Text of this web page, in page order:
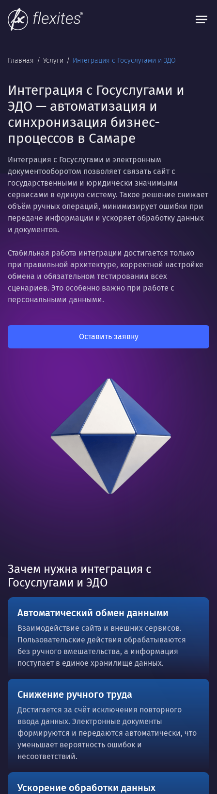
Главная Услуги Интеграция с Госуслугами и ЭДО
Интеграция с Госуслугами и
ЭДО — автоматизация и
синхронизация бизнес-
процессов в Самаре
Интеграция с Госуслугами и электронным
документооборотом позволяет связать сайт с
государственными и юридически значимыми
сервисами в единую систему. Такое решение снижает
объём ручных операций, минимизирует ошибки при
передаче информации и ускоряет обработку данных
и документов.
Стабильная работа интеграции достигается только
при правильной архитектуре, корректной настройке
обмена и обязательном тестировании всех
сценариев. Это особенно важно при работе с
персональными данными.
Оставить заявку
Зачем нужна интеграция с
Госуслугами и ЭДО
Автоматический обмен данными
Взаимодействие сайта и внешних сервисов.
Пользовательские действия обрабатываются
без ручного вмешательства, а информация
поступает в единое хранилище данных.
Снижение ручного труда
Достигается за счёт исключения повторного
ввода данных. Электронные документы
формируются и передаются автоматически, что
уменьшает вероятность ошибок и
несоответствий.
Ускорение обработки данных